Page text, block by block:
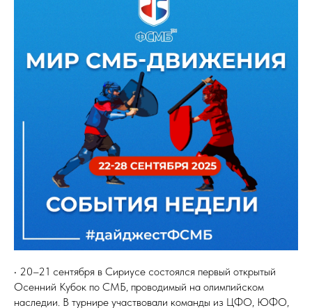
• 20–21 сентября в Сириусе состоялся первый открытый
Осенний Кубок по СМБ, проводимый на олимпийском
наследии. В турнире участвовали команды из ЦФО, ЮФО,